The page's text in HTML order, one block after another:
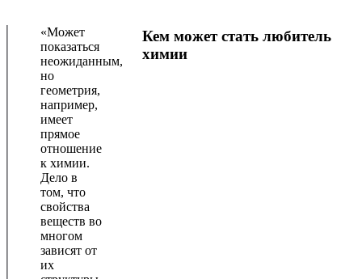
«Может
показаться
неожиданным,
но
геометрия,
например,
имеет
прямое
отношение
к химии.
Дело в
том, что
свойства
веществ во
многом
зависят от
их
Кем может стать любитель
химии